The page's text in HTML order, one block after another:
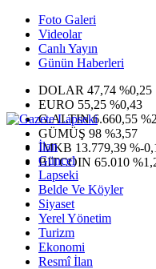
Foto Galeri
Videolar
Canlı Yayın
Günün Haberleri
DOLAR 47,74 %0,25
EURO 55,25 %0,43
G.ALTIN6.660,55
GÜMÜŞ 98 %3,57
IMKB 13.779,39 %-
BITCOIN 65.010
İlan
Güncel
Lapseki
Belde Ve Köyler
Siyaset
Yerel Yönetim
Turizm
Ekonomi
Resmî İlan